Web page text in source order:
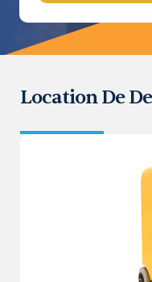
Location De